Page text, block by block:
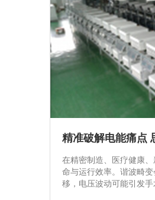
在精密制造、医疗健康
命与运行效率。谐波畸
移，电压波动可能引发